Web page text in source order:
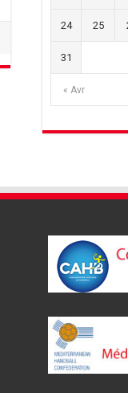
« Avr
24 25
31